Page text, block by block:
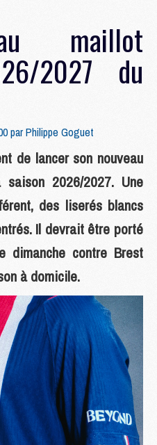
maillot
2027 du
parPhilippe Goguet
de lancer son nouveau
2026/2027. Une
des liserés blancs
Il devrait être porté
contre Brest
à domicile.